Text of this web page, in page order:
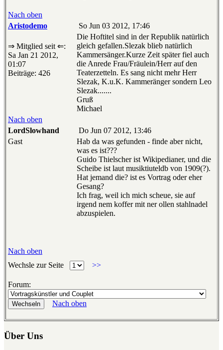
Nach oben
Aristodemo
So Jun 03 2012, 17:46
⇒ Mitglied seit ⇐:
Sa Jan 21 2012,
01:07
Beiträge: 426
Die Hoftitel sind in der Republik natürlich
gleich gefallen.Slezak blieb natürlich
Kammersänger.Kurze Zeit später fiel auch
die Anrede Frau/Fräulein/Herr auf den
Teaterzetteln. Es sang nicht mehr Herr
Slezak, K.u.K. Kammeränger sondern Leo
Slezak.......
Gruß
Michael
Nach oben
LordSlowhand
Do Jun 07 2012, 13:46
Gast
Hab da was gefunden - finde aber nicht,
was es ist???
Guido Thielscher ist Wikipedianer, und die
Scheibe ist laut musiktiuteldb von 1909(?).
Hat jemand die? ist es Vortrag oder eher
Gesang?
Ich frag, weil ich mich scheue, sie auf
irgend nem koffer mit ner ollen stahlnadel
abzuspielen.
Nach oben
Wechsle zur Seite
>>
Forum:
Nach oben
Über Uns